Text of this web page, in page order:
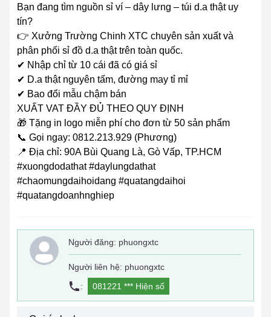
Bạn đang tìm nguồn sỉ ví – dây lưng – túi d.a thật uy
tín?
👉 Xưởng Trường Chinh XTC chuyên sản xuất và
phân phối sỉ đồ d.a thật trên toàn quốc.
✔ Nhập chỉ từ 10 cái đã có giá sỉ
✔ D.a thật nguyên tấm, đường may tỉ mỉ
✔ Bao đổi mẫu chậm bán
XUẤT VAT ĐẦY ĐỦ THEO QUY ĐỊNH
🎁 Tặng in logo miễn phí cho đơn từ 50 sản phẩm
📞 Gọi ngay: 0812.213.929 (Phương)
📍 Địa chỉ: 90A Bùi Quang Là, Gò Vấp, TP.HCM
#xuongdodathat #daylungdathat
#chaomungdaihoidang #quatangdaihoi
#quatangdoanhnghiep
Người đăng: phuongxtc
Người liên hệ: phuongxtc
:
081221 *** Hiện số